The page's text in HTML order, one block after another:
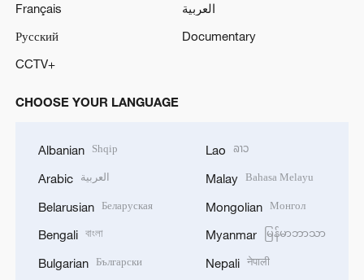
Français
العربية
Русский
Documentary
CCTV+
CHOOSE YOUR LANGUAGE
Albanian Shqip
Arabic العربية
Belarusian Беларуская
Bengali বাংলা
Bulgarian Български
Lao ລາວ
Malay Bahasa Melayu
Mongolian Монгол
Myanmar မြန်မာဘာသာ
Nepali नेपाली